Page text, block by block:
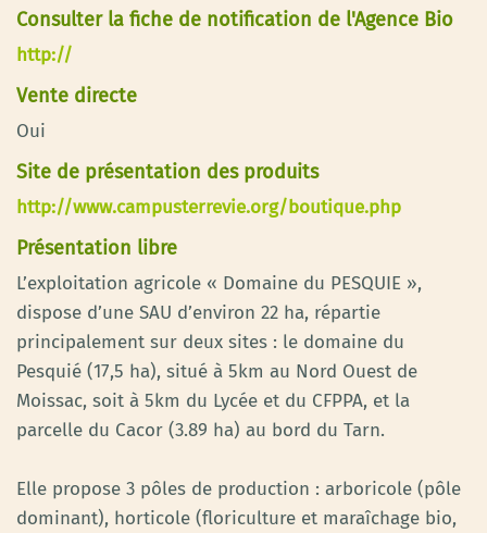
Consulter la fiche de notification de l'Agence Bio
http://
Vente directe
Oui
Site de présentation des produits
http://www.campusterrevie.org/boutique.php
Présentation libre
L’exploitation agricole « Domaine du PESQUIE »,
dispose d’une SAU d’environ 22 ha, répartie
principalement sur deux sites : le domaine du
Pesquié (17,5 ha), situé à 5km au Nord Ouest de
Moissac, soit à 5km du Lycée et du CFPPA, et la
parcelle du Cacor (3.89 ha) au bord du Tarn.
Elle propose 3 pôles de production : arboricole (pôle
dominant), horticole (floriculture et maraîchage bio,